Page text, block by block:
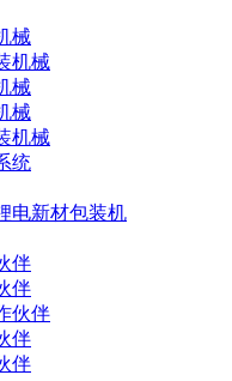
械
机械
械
械
机械
统
电新材包装机
伴
伴
伙伴
伴
伴